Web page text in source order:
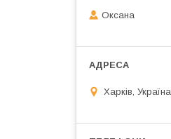
Оксана
Харків, Україна